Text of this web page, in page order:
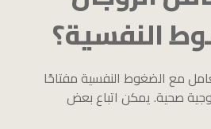
النفسية؟
مع الضغوط النفسية مفتاحًا
صحية. يمكن اتباع بعض